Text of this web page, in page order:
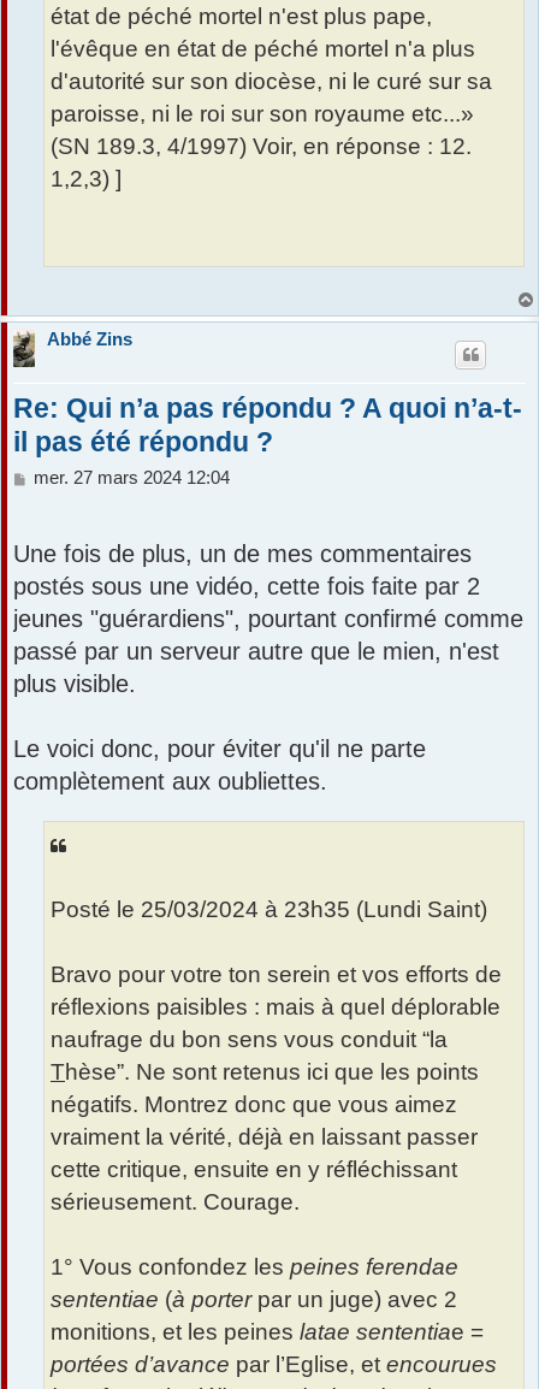
état de péché mortel n'est plus pape,
l'évêque en état de péché mortel n'a plus
d'autorité sur son diocèse, ni le curé sur sa
paroisse, ni le roi sur son royaume etc...»
(SN 189.3, 4/1997) Voir, en réponse : 12.
1,2,3) ]
Abbé Zins
Re: Qui n’a pas répondu ? A quoi n’a-t-
il pas été répondu ?
M
s
a
g
mer. 27 mars 2024 12:04
Une fois de plus, un de mes commentaires
postés sous une vidéo, cette fois faite par 2
jeunes "guérardiens", pourtant confirmé comme
passé par un serveur autre que le mien, n'est
plus visible.
Le voici donc, pour éviter qu'il ne parte
complètement aux oubliettes.
Posté le 25/03/2024 à 23h35 (Lundi Saint)
Bravo pour votre ton serein et vos efforts de
réflexions paisibles : mais à quel déplorable
naufrage du bon sens vous conduit “la
Thèse”. Ne sont retenus ici que les points
négatifs. Montrez donc que vous aimez
vraiment la vérité, déjà en laissant passer
cette critique, ensuite en y réfléchissant
sérieusement. Courage.
1° Vous confondez les peines ferendae
sententiae (à porterpar un juge) avec 2
monitions, et les peines latae sententiae =
portées d’avance par l’Eglise, et encourues